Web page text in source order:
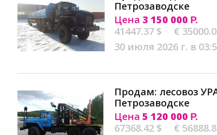
Петрозаводске
Цена 3 150 000 Р.
41447.37 $
€
30 июля 2026 г. в
Продам: лесовоз
Петрозаводске
Цена 5 120 000 Р.
67368.42 $
€